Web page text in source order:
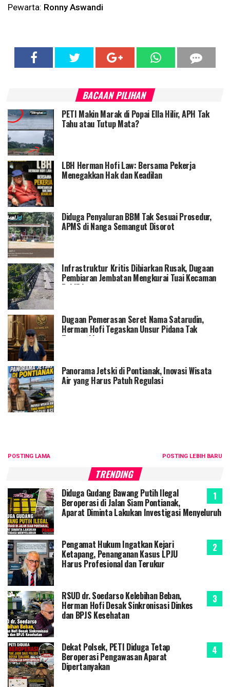
Pewarta: Ronny Aswandi
BACAAN PILIHAN
PETI Makin Marak di Popai Ella Hilir, APH Tak
Tahu atau Tutup Mata?
LBH Herman Hofi Law: Bersama Pekerja
Menegakkan Hak dan Keadilan
Diduga Penyaluran BBM Tak Sesuai Prosedur,
APMS di Nanga Semangut Disorot
Infrastruktur Kritis Dibiarkan Rusak, Dugaan
Pembiaran Jembatan Mengkurai Tuai Kecaman
Publik!
Dugaan Pemerasan Seret Nama Satarudin,
Herman Hofi Tegaskan Unsur Pidana Tak
Terpenuhi
Panorama Jetski di Pontianak, Inovasi Wisata
Air yang Harus Patuh Regulasi
POSTING LEBIH BARU
POSTING LAMA
TRENDING
Diduga Gudang Bawang Putih Ilegal
Beroperasi di Jalan Siam Pontianak,
Aparat Diminta Lakukan Investigasi Menyeluruh
Pengamat Hukum Ingatkan Kejari
Ketapang, Penanganan Kasus LPJU
Harus Profesional dan Terukur
RSUD dr. Soedarso Kelebihan Beban,
Herman Hofi Desak Sinkronisasi Dinkes
dan BPJS Kesehatan
Dekat Polsek, PETI Diduga Tetap
Beroperasi Pengawasan Aparat
Dipertanyakan